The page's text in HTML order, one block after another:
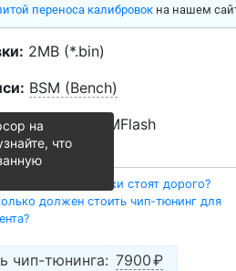
переноса калибровок на нашем
2MB (*.bin)
BSM (Bench)
PCMFlash
наши прошивки стоят дорого?
должен стоить чип-тюнинг для
чип-тюнинга: 7900₽
на
что